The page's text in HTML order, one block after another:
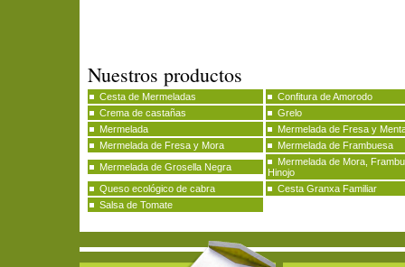
Nuestros productos
Cesta de Mermeladas
Confitura de Amorodo
Crema de castañas
Grelo
Mermelada
Mermelada de Fresa y
Mermelada de Fresa y Mora
Mermelada de Frambuesa
Mermelada de Grosella Negra
Mermelada de Mora,
Hinojo
Queso ecológico de cabra
Cesta Granxa Familiar
Salsa de Tomate